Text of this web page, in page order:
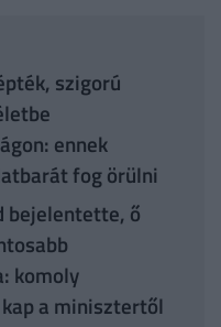
szigorú
ennek
fog örülni
bejelentette, ő
komoly
a minisztertől